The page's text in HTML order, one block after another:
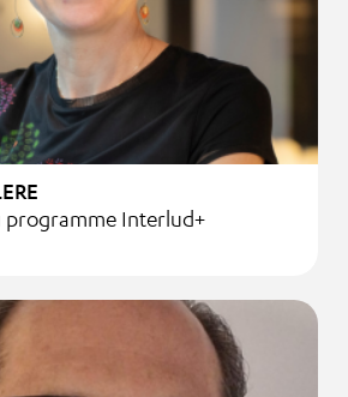
programme Interlud+